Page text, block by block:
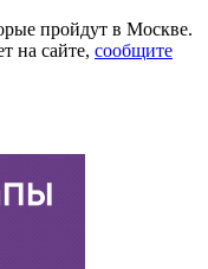
пройдут в Москве.
на сайте, сообщите